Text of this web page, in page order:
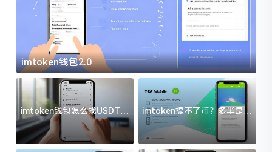
imtoken钱包2.0
imtoken钱包怎么找USDT地
址？三步搞定不踩坑
imtoken提不了币？多半是这
几件事没处理好